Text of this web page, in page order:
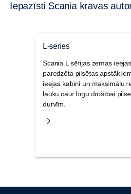
Iepazīsti Scania kravas
L-series
Scania L sērijas zemas
paredzēta pilsētas
ieejas kabīni un maksimālu
lauku caur logu drošībai
durvīm.